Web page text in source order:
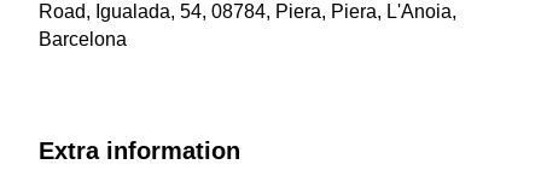
Road, Igualada, 54, 08784, Piera, Piera, L'Anoia,
Barcelona
Extra information